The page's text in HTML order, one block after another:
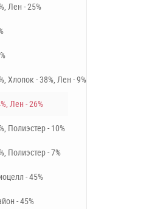
Лен - 25%
Хлопок - 38%, Лен - 9%
Лен - 26%
Полиэстер - 10%
Полиэстер - 7%
- 45%
- 45%